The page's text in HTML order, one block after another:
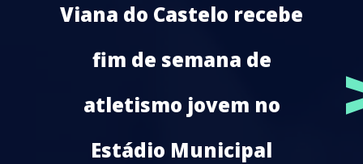
Viana do Castelo recebe
fim de semana de
atletismo jovem no
Estádio Municipal